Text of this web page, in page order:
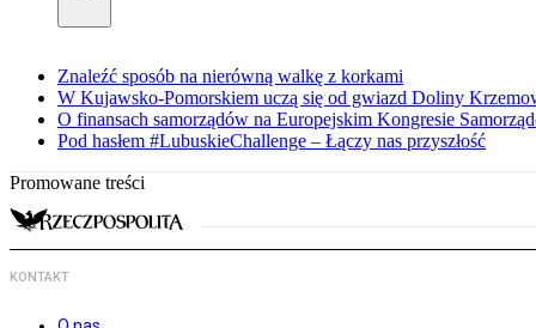
Znaleźć sposób na nierówną walkę z korkami
W Kujawsko-Pomorskiem uczą się od gwiazd Doliny
O finansach samorządów na Europejskim Kongresie
Pod hasłem #LubuskieChallenge – Łączy nas przyszłość
Promowane treści
KONTAKT